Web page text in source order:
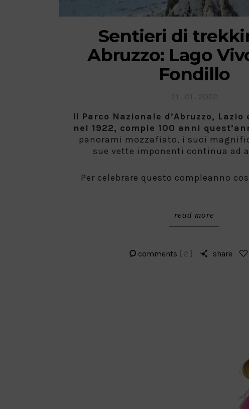
Sentieri di
Abruzzo: Lago
Fondillo
Il Parco Nazionale d’Abruzzo, Lazio
nel 1922, compie 100 anni
panorami mozzafiato, i suoi
sue vette imponenti continua ad
Per celebrare questo compleanno
read more
comments [ 2 ] share